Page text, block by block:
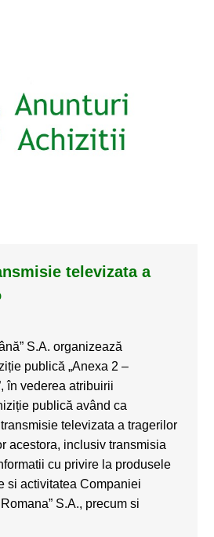
televizata a
S.A. organizează
publică „Anexa 2 –
în vederea atribuirii
publică având ca
televizata a tragerilor
acestora, inclusiv transmisia
cu privire la produsele
si activitatea Companiei
S.A., precum si